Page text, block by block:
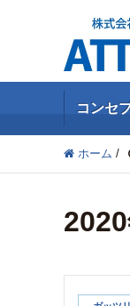
コンセ
ホーム /